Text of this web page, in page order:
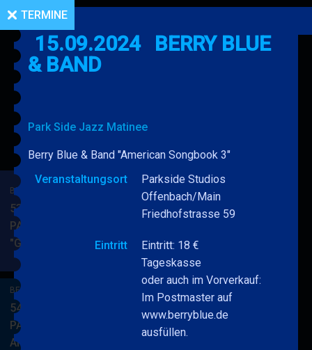
BERRY BLUE & BAND
53. JAZZ Matinee in den
PARKSIDE STUDIOS
"Gypsy Jazz"
MEHRBERRY
BERRY BLUE & BAND
54. JAZZ Matinee in den
PARKSIDE STUDIOS
American Songbook
TERMINE
15.09.2024
BERRY BLUE
& BAND
Park Side Jazz Matinee
Berry Blue & Band "American Songbook 3"
Veranstaltungsort
Parkside Studios
Offenbach/Main
Friedhofstrasse 59
Eintritt
Eintritt: 18 €
Tageskasse
oder auch im Vorverkauf:
Im Postmaster auf
www.berryblue.de
ausfüllen.